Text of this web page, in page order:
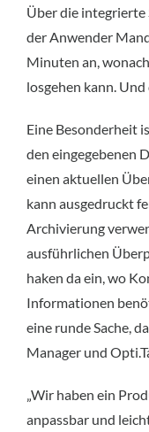
Über die
der Anwender
Minuten an,
losgehen kann.
Eine Besonderheit
den eingegebenen
einen aktuellen
kann ausgedruckt
Archivierung
ausführlichen
haken da ein, wo
Informationen
eine runde Sache,
Manager und
„Wir haben ein
anpassbar und